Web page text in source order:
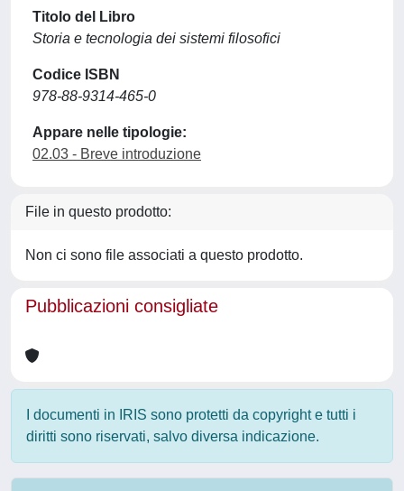
Titolo del Libro
Storia e tecnologia dei sistemi filosofici
Codice ISBN
978-88-9314-465-0
Appare nelle tipologie:
02.03 - Breve introduzione
File in questo prodotto:
Non ci sono file associati a questo prodotto.
Pubblicazioni consigliate
I documenti in IRIS sono protetti da copyright e tutti i
diritti sono riservati, salvo diversa indicazione.